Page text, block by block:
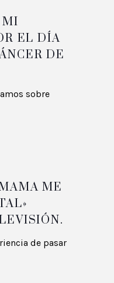
MI
EL DÍA
DE
sobre
ME
de pasar